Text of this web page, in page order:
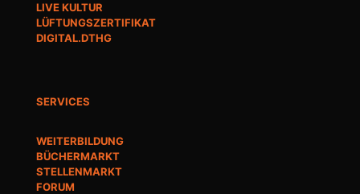
LIVE KULTUR
LÜFTUNGSZERTIFIKAT
DIGITAL.DTHG
SERVICES
WEITERBILDUNG
BÜCHERMARKT
STELLENMARKT
FORUM